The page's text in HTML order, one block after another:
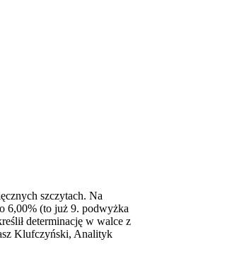
szczytach. Na
6,00% (to już 9. podwyżka
determinację w walce z
Klufczyński, Analityk